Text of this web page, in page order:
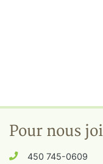
Pour nous
450 745-0609